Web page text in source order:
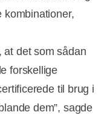
kombinationer,
det som sådan
forskellige
til brug i
dem”, sagde